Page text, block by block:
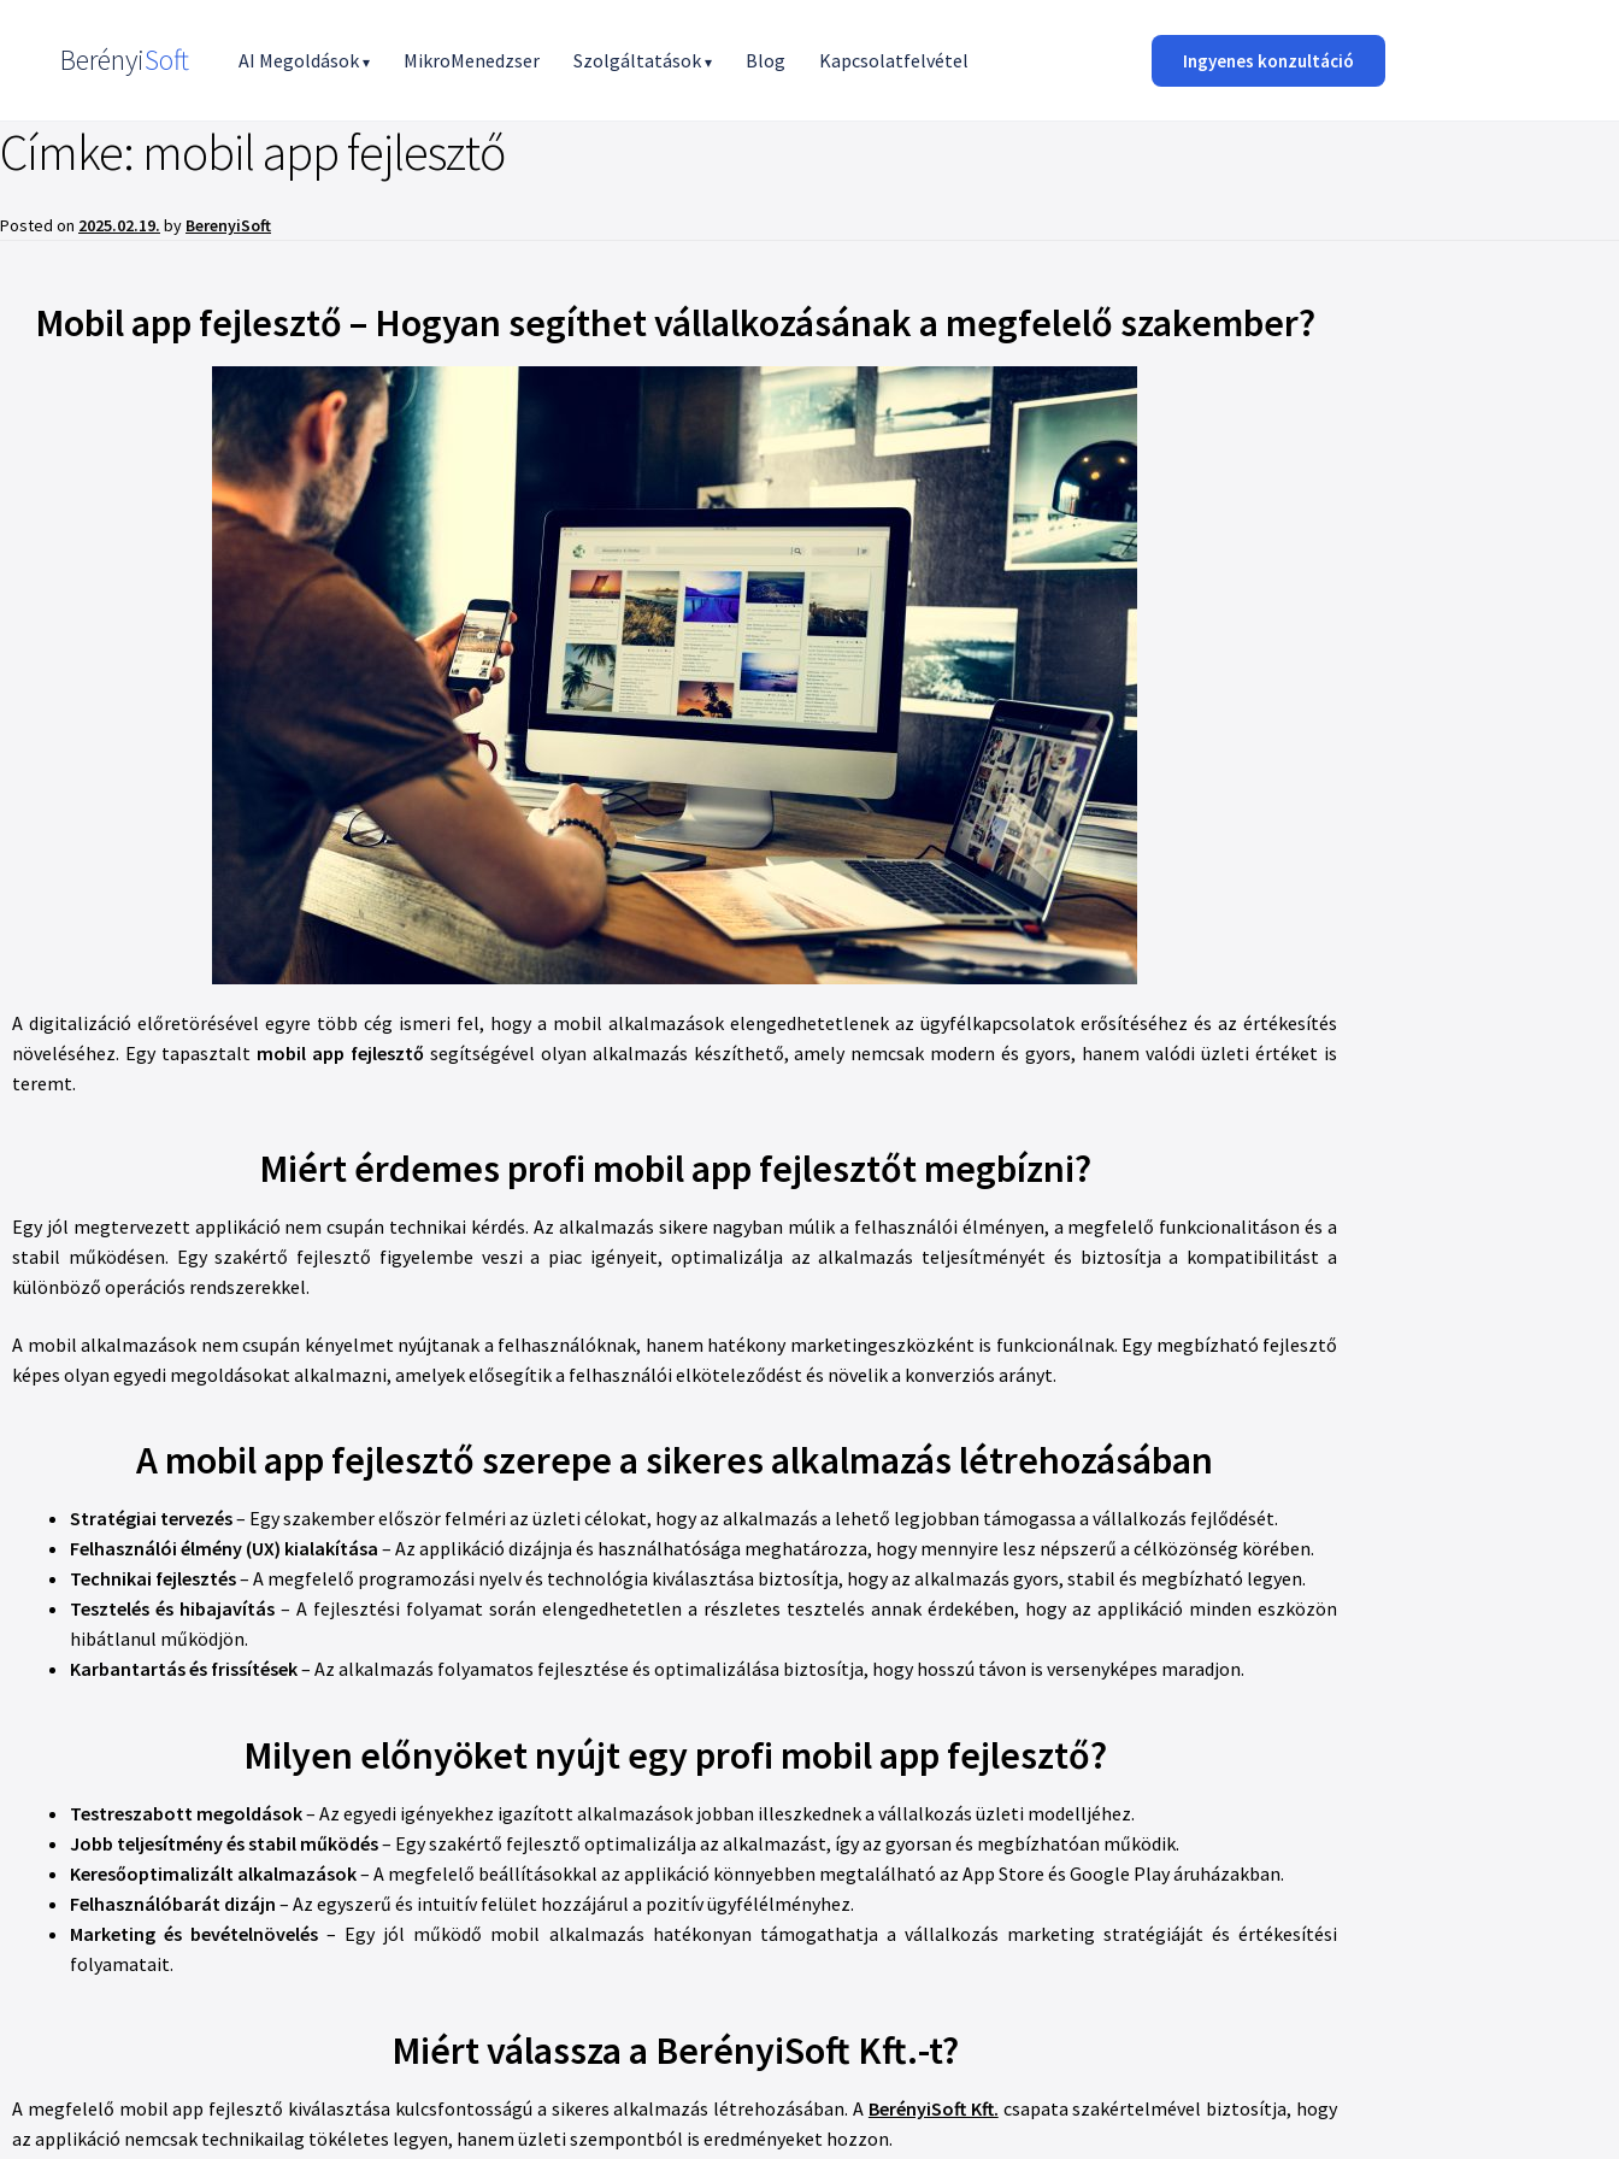
BerényiSoft AI Megoldások▾ MikroMenedzser Szolgáltatások▾ Blog Kapcsolatfelvétel Ingyenes konzultáció
Címke: mobil app fejlesztő
Posted on 2025.02.19. by BerenyiSoft
Mobil app fejlesztő – Hogyan segíthet vállalkozásának a megfelelő szakember?
A digitalizáció előretörésével egyre több cég ismeri fel, hogy a mobil alkalmazások elengedhetetlenek az ügyfélkapcsolatok erősítéséhez és az értékesítés
növeléséhez. Egy tapasztalt mobil app fejlesztő segítségével olyan alkalmazás készíthető, amely nemcsak modern és gyors, hanem valódi üzleti értéket is
teremt.
Miért érdemes profi mobil app fejlesztőt megbízni?
Egy jól megtervezett applikáció nem csupán technikai kérdés. Az alkalmazás sikere nagyban múlik a felhasználói élményen, a megfelelő funkcionalitáson és a
stabil működésen. Egy szakértő fejlesztő figyelembe veszi a piac igényeit, optimalizálja az alkalmazás teljesítményét és biztosítja a kompatibilitást a
különböző operációs rendszerekkel.
A mobil alkalmazások nem csupán kényelmet nyújtanak a felhasználóknak, hanem hatékony marketingeszközként is funkcionálnak. Egy megbízható fejlesztő
képes olyan egyedi megoldásokat alkalmazni, amelyek elősegítik a felhasználói elköteleződést és növelik a konverziós arányt.
A mobil app fejlesztő szerepe a sikeres alkalmazás létrehozásában
Stratégiai tervezés– Egy szakember először felméri az üzleti célokat, hogy az alkalmazás a lehető legjobban támogassa a vállalkozás fejlődését.
Felhasználói élmény (UX) kialakítása – Az applikáció dizájnja és használhatósága meghatározza, hogy mennyire lesz népszerű a célközönség körében.
Technikai fejlesztés– A megfelelő programozási nyelv és technológia kiválasztása biztosítja, hogy az alkalmazás gyors, stabil és megbízható legyen.
Tesztelés és hibajavítás – A fejlesztési folyamat során elengedhetetlen a részletes tesztelés annak érdekében, hogy az applikáció minden eszközön
hibátlanul működjön.
Karbantartás és frissítések– Az alkalmazás folyamatos fejlesztése és optimalizálása biztosítja, hogy hosszú távon is versenyképes maradjon.
Milyen előnyöket nyújt egy profi mobil app fejlesztő?
Testreszabott megoldások– Az egyedi igényekhez igazított alkalmazások jobban illeszkednek a vállalkozás üzleti modelljéhez.
Jobb teljesítmény és stabil működés– Egy szakértő fejlesztő optimalizálja az alkalmazást, így az gyorsan és megbízhatóan működik.
Keresőoptimalizált alkalmazások– A megfelelő beállításokkal az applikáció könnyebben megtalálható az App Store és Google Play áruházakban.
Felhasználóbarát dizájn – Az egyszerű és intuitív felület hozzájárul a pozitív ügyfélélményhez.
Marketing és bevételnövelés – Egy jól működő mobil alkalmazás hatékonyan támogathatja a vállalkozás marketing stratégiáját és értékesítési
folyamatait.
Miért válassza a BerényiSoft Kft.-t?
A megfelelő mobil app fejlesztő kiválasztása kulcsfontosságú a sikeres alkalmazás létrehozásában. A BerényiSoft Kft. csapata szakértelmével biztosítja, hogy
az applikáció nemcsak technikailag tökéletes legyen, hanem üzleti szempontból is eredményeket hozzon.